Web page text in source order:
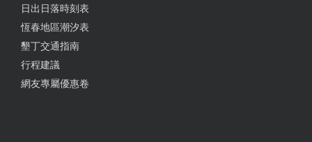
起來不合的胃口，我覺得還是買水煎包比較讚。 豆漿
這個豆漿味道有點淡，還是買別的喝吧。 這3種東
西，還是水煎包很美味，可以來買吃看看但是小小一
日出日落時刻表
恆春地區潮汐表
墾丁交通指南
行程建議
網友專屬優惠卷